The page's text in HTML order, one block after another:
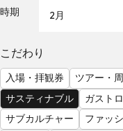
る
気
を
見
る
時期 2月
こだわり
入場・拝観券 ツアー・
サスティナブル
ガスト
サブカルチャー
ファッ